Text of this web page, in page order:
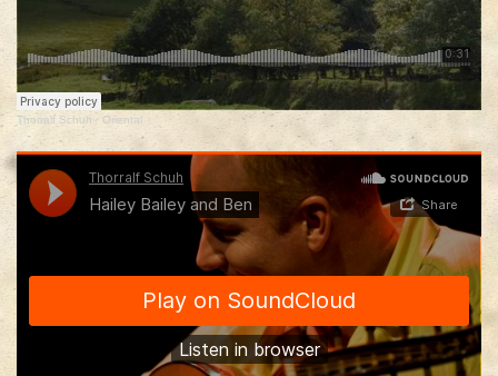
Thorralf Schuh · Oriental